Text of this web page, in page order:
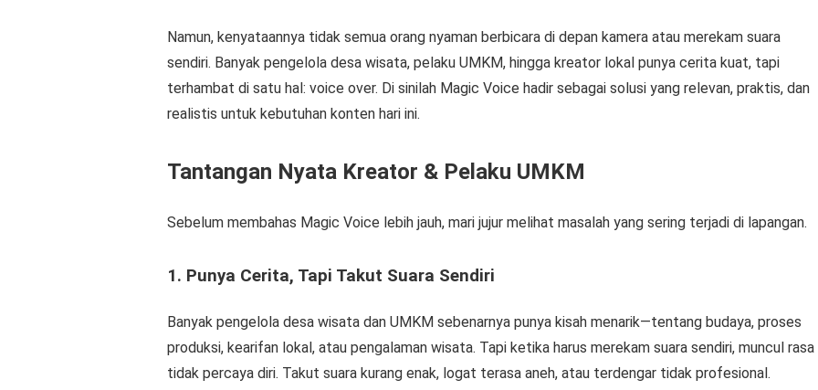
Namun, kenyataannya tidak semua orang nyaman berbicara di depan kamera atau merekam suara
sendiri. Banyak pengelola desa wisata, pelaku UMKM, hingga kreator lokal punya cerita kuat, tapi
terhambat di satu hal: voice over. Di sinilah Magic Voice hadir sebagai solusi yang relevan, praktis, dan
realistis untuk kebutuhan konten hari ini.
Tantangan Nyata Kreator & Pelaku UMKM
Sebelum membahas Magic Voice lebih jauh, mari jujur melihat masalah yang sering terjadi di lapangan.
1. Punya Cerita, Tapi Takut Suara Sendiri
Banyak pengelola desa wisata dan UMKM sebenarnya punya kisah menarik—tentang budaya, proses
produksi, kearifan lokal, atau pengalaman wisata. Tapi ketika harus merekam suara sendiri, muncul rasa
tidak percaya diri. Takut suara kurang enak, logat terasa aneh, atau terdengar tidak profesional.